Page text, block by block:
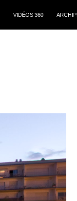
VIDÉOS 360